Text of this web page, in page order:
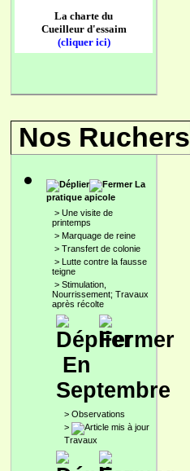
La charte du
Cueilleur d'essaim
(cliquer ici)
Nos Ruchers
La
pratique apicole
> Une visite de
printemps
> Marquage de reine
> Transfert de colonie
> Lutte contre la fausse
teigne
> Stimulation,
Nourrissement; Travaux
après récolte
En
Septembre
> Observations
>
Travaux